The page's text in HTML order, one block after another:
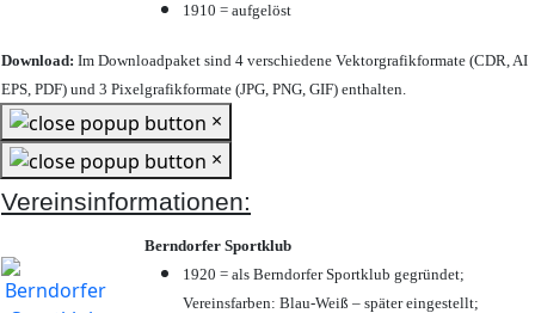
1910 = aufgelöst
Download: Im Downloadpaket sind 4 verschiedene Vektorgrafikformate (CDR, AI
EPS, PDF) und 3 Pixelgrafikformate (JPG, PNG, GIF) enthalten.
×
×
Vereinsinformationen:
Berndorfer Sportklub
1920 = als Berndorfer Sportklub gegründet;
Vereinsfarben: Blau-Weiß – später eingestellt;